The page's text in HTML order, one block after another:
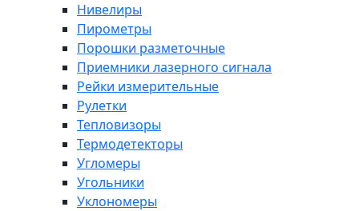
Нивелиры
Пирометры
Порошки разметочные
Приемники лазерного сигнала
Рейки измерительные
Рулетки
Тепловизоры
Термодетекторы
Угломеры
Угольники
Уклономеры